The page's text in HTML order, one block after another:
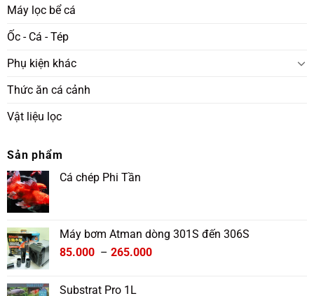
Máy lọc bể cá
Ốc - Cá - Tép
Phụ kiện khác
Thức ăn cá cảnh
Vật liệu lọc
Sản phẩm
Cá chép Phi Tần
Máy bơm Atman dòng 301S đến 306S
85.000 – 265.000
Substrat Pro 1L